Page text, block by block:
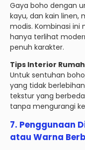
Gaya boho dengan
kayu, dan kain
modis. Kombinasi
hanya terlihat
penuh karakter.
Tips Interior
Untuk sentuhan
yang tidak
tekstur yang
tanpa mengurangi
7. Penggunaan
atau Warna